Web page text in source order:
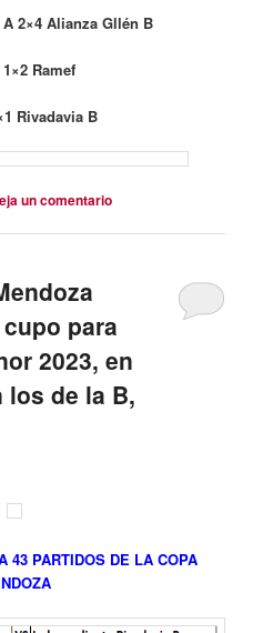
2×4 Alianza Gllén B
Ramef
Rivadavia B
un comentario
para
2023, en
los de la B,
43 PARTIDOS DE LA COPA